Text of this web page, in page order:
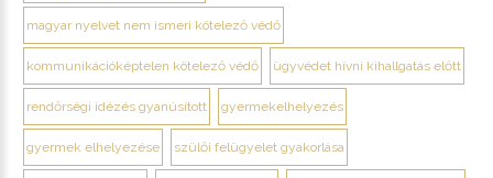
magyar nyelvet nem ismeri kötelező védő
kommunikációképtelen kötelező védő ügyvédet hívni kihallgatás előtt
rendőrségi idézés gyanúsított gyermekelhelyezés
gyermek elhelyezése szülői felügyelet gyakorlása